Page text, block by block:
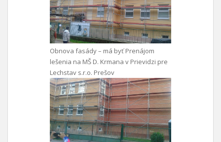
Obnova fasády – má byť Prenájom
lešenia na MŠ D. Krmana v Prievidzi pre
Lechstav s.r.o. Prešov